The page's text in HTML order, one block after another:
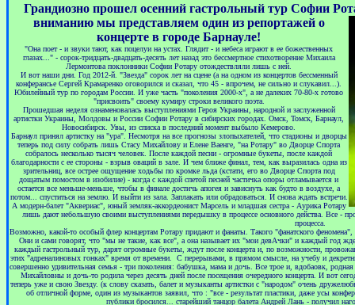
Грандиозно прошел осенний гастрольный тур Софии
вниманию мы представляем один из репортажей о
концерте в городе Барнауле!
"Она поет - и звуки тают, как поцелуи на устах. Глядит - и небеса играют в ее божественных
глазах..." - сорок-тридцать-двадцать-десять лет назад это бессмертное стихотворение Михаила
Лермонтова поклонники Софии Ротару отождествляли лишь с ней.
И вот наши дни. Год 2012-й. "Звезда" сорок лет на сцене (а на одном из концертов бессменный
конферансье Сергей Крамаренко оговорился и сказал, что 45 - впрочем, не сильно и слукавил...).
Юбилейный тур по городам России. И уже часть "поколения 2000-х", а не далеких 70-80-х готово
"присвоить" своему кумиру строки великого поэта.
Прошедшая неделя ознаменовалась выступлениями Героя Украины, народной и заслуженной
артистки Украины, Молдовы и России Софии Ротару в сибирских городах. Омск, Томск, Барнаул,
Новосибирск. Увы, из списка в последний момент выбыло Кемерово.
Барнаул принял артистку на "ура". Несмотря на все прогнозы злопыхателей, что стадионы и дворцы
теперь под силу собрать лишь Стасу Михайлову и Елене Ваенге, "на Ротару" во Дворце Спорта
собралось несколько тысяч человек. После каждой песни - огромные букеты, после каждой
благодарности с ее стороны - взрыв оваций в зале. И чем ближе финал, тем, как выразилась одна из
зрительниц, все острее ощущение ходьбы по кромке льда (кстати, его во Дворце Спорта под
дощатым помостом в изобилие) - когда с каждой спетой песней частичка опоры отламывается и
остается все меньше-меньше, чтобы в финале достичь апогея и зависнуть как будто в воздухе, а
потом... спуститься на землю. И выйти из зала. Заплакать или обрадоваться. И снова ждать встречи.
А модерн-балет "Аквериас", юный земляк-аккордеонист Марсель и младшая сестра - Аурика Ротару
лишь дают небольшую своими выступлениями передышку в процессе основного действа. Все -
процесса.
Возможно, какой-то особый флер концертам Ротару придают и фанаты. Такого "фанатского
Они и сами говорят, что "мы не такие, как все", а она называет их "мои девАчки" и каждый год
каждый гастрольный тур, дарят огромные букеты, ждут после концерта и, по возможности,
этих "адреналиновых гонках" время от времени. С перерывами, в прямом смысле, на учебу и
совершенно удивительная семья - три поколения: бабушка, мама и дочь. Все трое и, вдобаовк,
Михайловны и дочь-то родила через десять дней после посещения очередного концерта. И вот
теперь уже и свою Звезду. (к слову сказать, балет и музыканты артистки с "народом" очень
об отличной форме, один из музыкантов заявил, что : "все - результат пластики, даже усы
публики бросился... старейший танцор балета Андрей Лань - получил